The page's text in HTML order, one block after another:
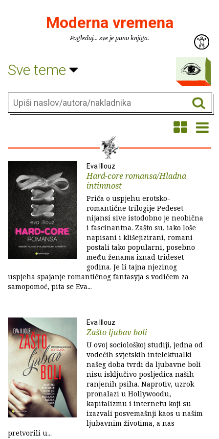
Moderna vremena
Pogledaj... sve je puno knjiga.
Sve teme
Eva Illouz
Hard-core romansa/Hladna
intimnost
Priča o uspjehu erotsko-
romantične trilogije Pedeset
nijansi sive istodobno je neobična
i fascinantna. Zašto su, iako loše
napisani i klišejizirani, romani
postali tako popularni, posebno
među ženama iznad trideset
godina. Je li tajna njezinog
uspjeha spajanje romantičnog fantasyja s vodičem za
samopomoć, pita se Eva...
Eva Illouz
Zašto ljubav boli
U ovoj sociološkoj studiji, jedna od
vodećih svjetskih intelektualki
našeg doba tvrdi da ljubavne boli
nisu isključivo posljedica naših
ranjenih psiha. Naprotiv, uzrok
pronalazi u Hollywoodu,
kapitalizmu i internetu koji su
izazvali posvemašnji kaos u našim
ljubavnim životima, a nas
pretvorili u...